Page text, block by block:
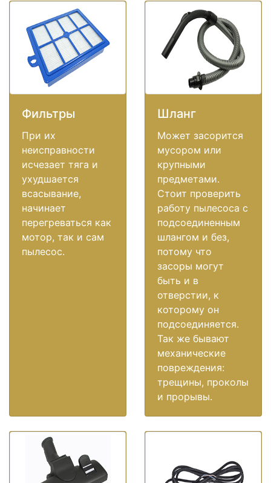
Фильтры
При их
неисправности
исчезает тяга и
ухудшается
всасывание,
начинает
перегреваться как
мотор, так и сам
пылесос.
Шланг
Может засорится
мусором или
крупными
предметами.
Стоит проверить
работу пылесоса с
подсоединенным
шлангом и без,
потому что
засоры могут
быть и в
отверстии, к
которому он
подсоединяется.
Так же бывают
механические
повреждения:
трещины, проколы
и прорывы.